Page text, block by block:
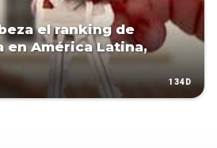
el ranking de
en América Latina,
134D